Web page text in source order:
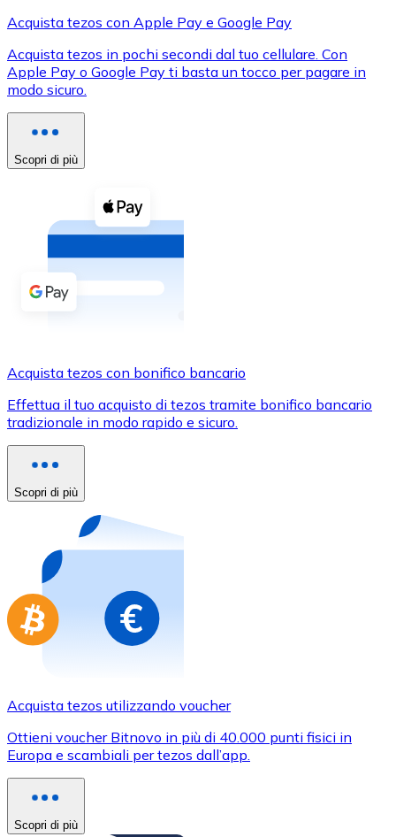
XRP
XRP
Vedi tutto
Buoni cripto
Acquista criptovalute in contanti e altri mezzi di
Acquista con contanti
Bonifico SEPA
Usa le carte Visa e Mastercard per acquistare
Acquista con carta
Acquista gift card dei tuoi marchi preferiti con
Vai al negozio di carte regalo
Acquista tezos con Apple Pay e Google Pay
Acquista tezos in pochi secondi dal tuo cellulare. Con
Apple Pay o Google Pay ti basta un tocco per pagare in
modo sicuro.
Scopri di più
Acquista tezos con bonifico bancario
Effettua il tuo acquisto di tezos tramite bonifico bancario
tradizionale in modo rapido e sicuro.
Scopri di più
Acquista tezos utilizzando voucher
Ottieni voucher Bitnovo in più di 40.000 punti fisici in
Europa e scambiali per tezos dall’app.
Scopri di più